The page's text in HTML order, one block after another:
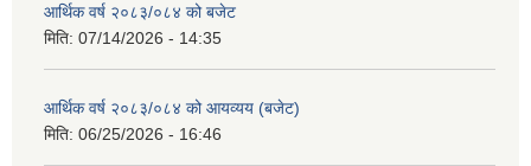
आर्थिक वर्ष २०८३/०८४ को बजेट
मिति: 07/14/2026 - 14:35
आर्थिक वर्ष २०८३/०८४ को आयव्यय (बजेट)
मिति: 06/25/2026 - 16:46